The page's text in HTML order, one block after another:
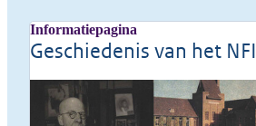
Informatiepagina
Geschiedenis van het NFI